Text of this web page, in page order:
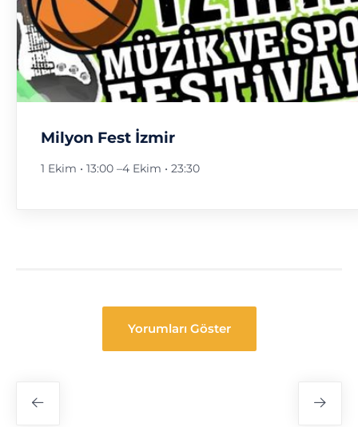
Milyon Fest İzmir
1 Ekim • 13:00 –4 Ekim • 23:30
Yorumları Göster